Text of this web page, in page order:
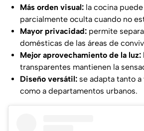
Más orden visual: la cocina
parcialmente oculta cuando no
Mayor privacidad: permite
domésticas de las áreas de
Mejor aprovechamiento de la luz:
transparentes mantienen la
Diseño versátil: se adapta tanto
como a departamentos urbanos.